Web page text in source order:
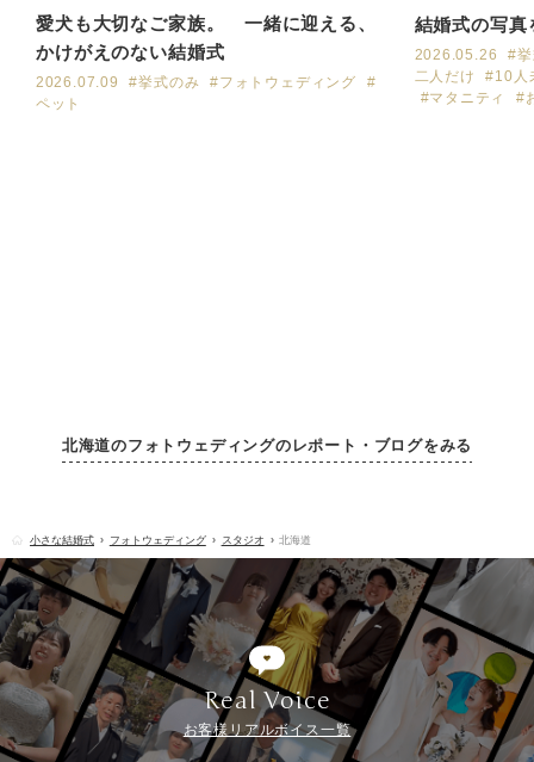
北海道のフォトウェディングのレポート・ブログをみる
愛犬も大切なご家族。 一緒に迎える、
かけがえのない結婚式
2026.07.09 #挙式のみ #フォトウェディング
#
ペット
結婚式の写真
2026.05.26
#
二人だけ
#10人
#マタニティ
#
小さな結婚式 フォトウェディング スタジオ 北海道
Real Voice
お客様リアルボイス一覧